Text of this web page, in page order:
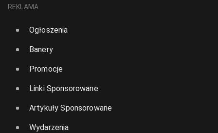
REKLAMA
Ogłoszenia
Banery
Promocje
Linki Sponsorowane
Artykuły Sponsorowane
Wydarzenia